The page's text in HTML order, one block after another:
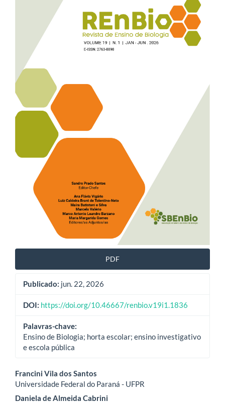
lateral
artigos
PDF
Publicado: jun. 22, 2026
DOI: https://doi.org/10.46667/renbio.v19i1.1836
Palavras-chave:
Ensino de Biologia; horta escolar; ensino investigativo
e escola pública
Conteúdo
do
Francini Vila dos Santos
Universidade Federal do Paraná - UFPR
Daniela de Almeida Cabrini